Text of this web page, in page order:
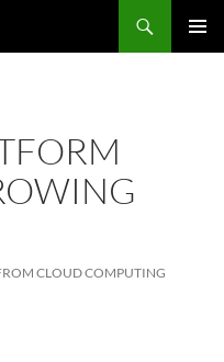
CLOUD COMPUTING